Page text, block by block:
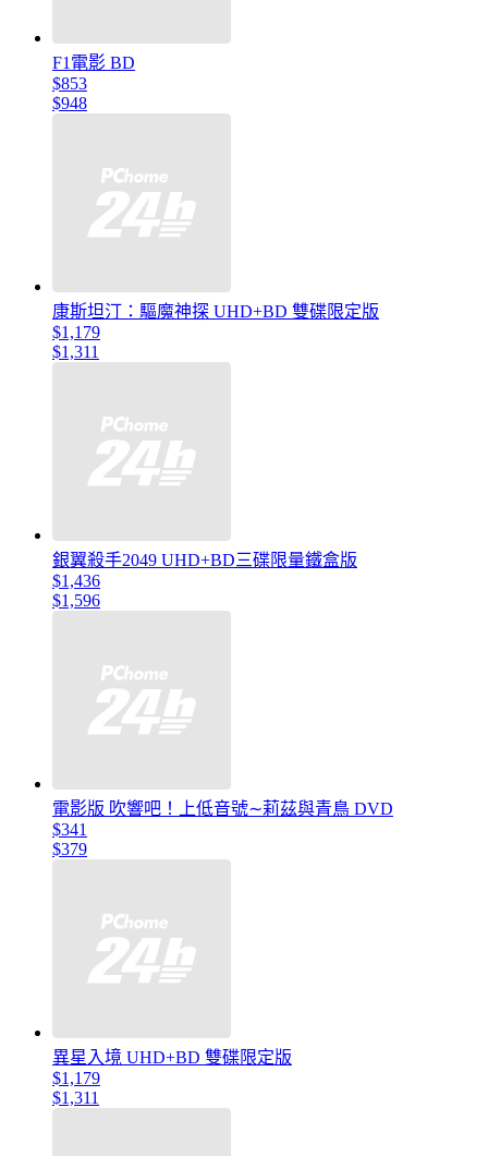
F1電影 BD
$853
$948
康斯坦汀：驅魔神探 UHD+BD 雙碟限定版
$1,179
$1,311
銀翼殺手2049 UHD+BD三碟限量鐵盒版
$1,436
$1,596
電影版 吹響吧！上低音號∼莉茲與青鳥 DVD
$341
$379
異星入境 UHD+BD 雙碟限定版
$1,179
$1,311